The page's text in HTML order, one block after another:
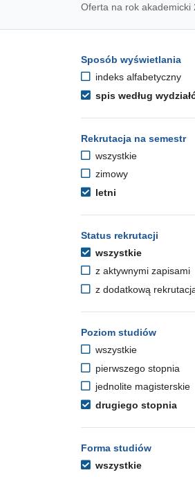
Oferta na rok akademicki
Opcje
Przejdź do listy kierunków
Sposób wyświetlania
indeks alfabetyczny
spis według
Rekrutacja na semestr
wszystkie
zimowy
letni
Status rekrutacji
wszystkie
z aktywnymi zapisami
z dodatkową
Poziom studiów
wszystkie
pierwszego stopnia
jednolite magisterskie
drugiego stopnia
Forma studiów
wszystkie